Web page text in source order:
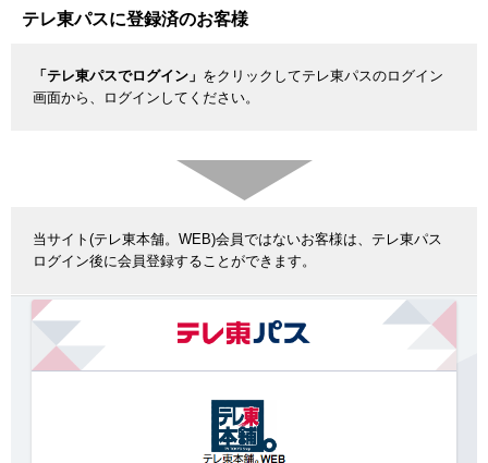
テレ東パスに登録済のお客様
「テレ東パスでログイン」 をクリックしてテレ東パスのログイン
画面から、ログインしてください。
当サイト(テレ東本舗。WEB)会員ではないお客様は、テレ東パス
ログイン後に会員登録することができます。